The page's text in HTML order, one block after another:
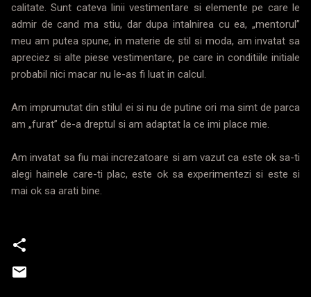
calitate. Sunt cateva linii vestimentare si elemente pe care le
admir de cand ma stiu, dar dupa intalnirea cu ea, „mentorul”
meu am putea spune, in materie de stil si moda, am invatat sa
apreciez si alte piese vestimentare, pe care in conditiile initiale
probabil nici macar nu le-as fi luat in calcul.
Am imprumutat din stilul ei si nu de putine ori ma simt de parca
am „furat” de-a dreptul si am adaptat la ce imi place mie.
Am invatat sa fiu mai increzatoare si am vazut ca este ok sa-ti
alegi hainele care-ti plac, este ok sa experimentezi si este si
mai ok sa arati bine.